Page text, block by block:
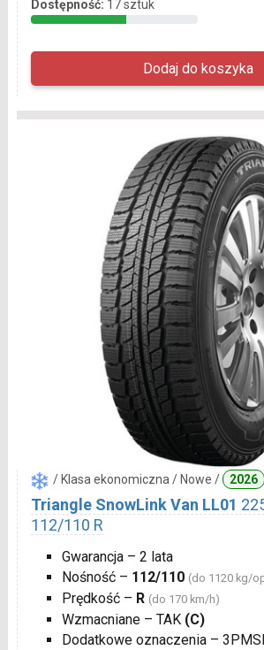
Dostępność: 17 sztuk
/ Klasa ekonomiczna / Nowe / 2026
Triangle SnowLink Van LL01
112/110 R
Gwarancja – 2 lata
Nośność – 112/110 (do 1120 kg/
Prędkość – R (do 170 km/h)
Wzmacniane – TAK (C)
Dodatkowe oznaczenia –